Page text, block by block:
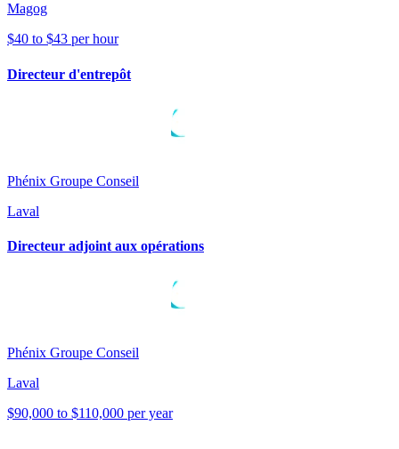
Magog
$40 to $43 per hour
Directeur d'entrepôt
Phénix Groupe Conseil
Laval
Directeur adjoint aux opérations
Phénix Groupe Conseil
Laval
$90,000 to $110,000 per year